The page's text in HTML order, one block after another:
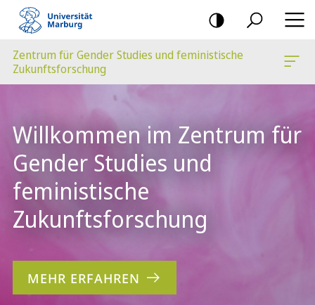
Mobile-
Navigation
Zentrum für Gender Studies und feministische
Zukunftsforschung
Willkommen im Zentrum für
Gender Studies und
feministische
Zukunftsforschung
MEHR ERFAHREN